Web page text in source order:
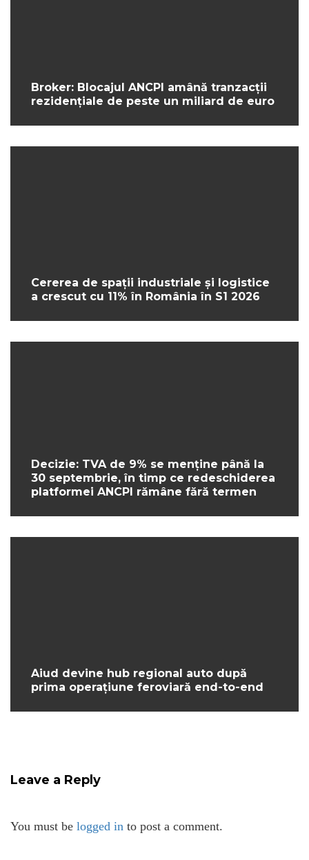
Broker: Blocajul ANCPI amână tranzacții
rezidențiale de peste un miliard de euro
Cererea de spații industriale și logistice
a crescut cu 11% în România în S1 2026
Decizie: TVA de 9% se menține până la
30 septembrie, în timp ce redeschiderea
platformei ANCPI rămâne fără termen
Aiud devine hub regional auto după
prima operațiune feroviară end-to-end
Leave a Reply
You must be logged in to post a comment.